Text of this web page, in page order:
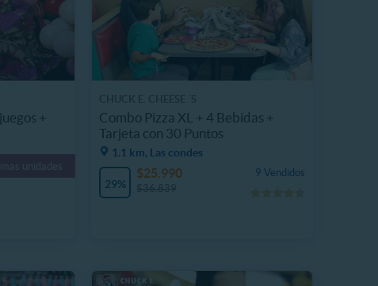
+
unidades
Combo Pizza XL + 4 Bebidas +
Tarjeta con 30 Puntos
1.1 km, Las condes
29%
9 Vendidos
$25.990